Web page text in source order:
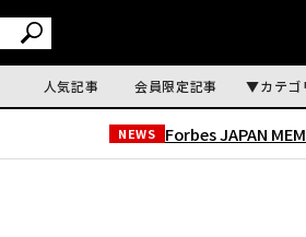
人気記事 会員限定記事 カテゴ
NEWS Forbes JAPAN